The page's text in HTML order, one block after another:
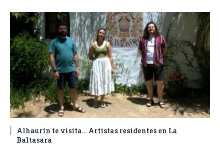
Alhaurín te visita… Artistas residentes en La
Baltasara